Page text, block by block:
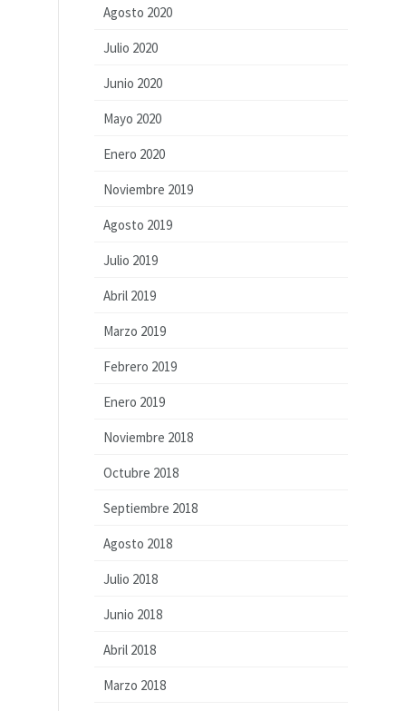
Agosto 2020
Julio 2020
Junio 2020
Mayo 2020
Enero 2020
Noviembre 2019
Agosto 2019
Julio 2019
Abril 2019
Marzo 2019
Febrero 2019
Enero 2019
Noviembre 2018
Octubre 2018
Septiembre 2018
Agosto 2018
Julio 2018
Junio 2018
Abril 2018
Marzo 2018